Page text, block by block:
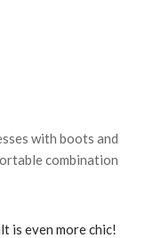
with boots and
combination
is even more chic!